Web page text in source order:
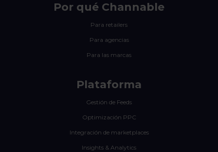
Por qué Channable
Para retailers
Para agencias
Para las marcas
Plataforma
Gestión de Feeds
Optimización PPC
Integración de marketplaces
Insights & Analytics